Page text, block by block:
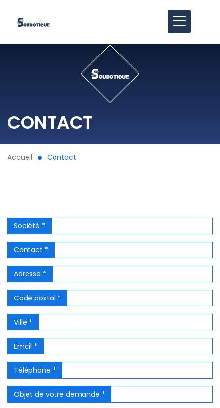
CONTACT
Accueil Contact
Société *
Contact *
Adresse *
Code postal *
Ville *
Email *
Téléphone *
Objet de votre demande *